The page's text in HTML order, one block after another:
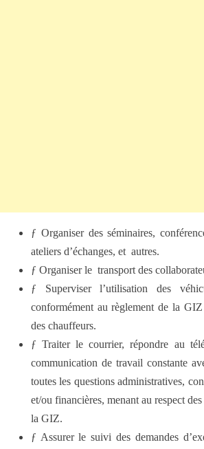
ƒ Organiser des séminaires,
ateliers d’échanges, et autres.
ƒ Organiser le transport des
ƒ Superviser l’utilisation des
conformément au règlement de la GIZ
des chauffeurs.
ƒ Traiter le courrier, répondre au
communication de travail constante
toutes les questions administratives,
et/ou financières, menant au respect
la GIZ.
ƒ Assurer le suivi des demandes